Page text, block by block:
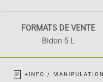
FORMATS DE VENTE
Bidon 5 L
+INFO / MANIPULATION